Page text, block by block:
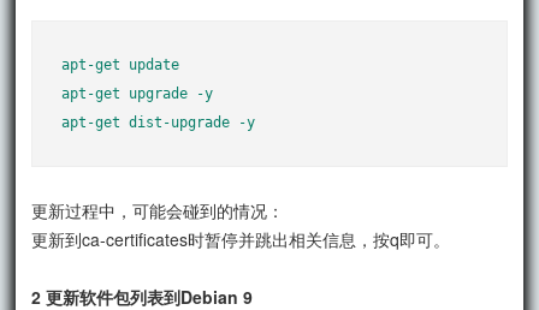
apt-get update
apt-get upgrade -y
更新过程中，可能会碰到的情况：
更新到ca-certificates时暂停并跳出相关信息，按q即可。
2 更新软件包列表到Debian 9